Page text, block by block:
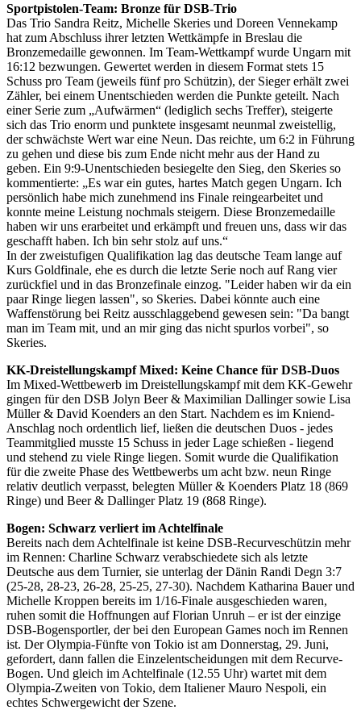
Sportpistolen-Team: Bronze für DSB-Trio
Das Trio Sandra Reitz, Michelle Skeries und Doreen Vennekamp
hat zum Abschluss ihrer letzten Wettkämpfe in Breslau die
Bronzemedaille gewonnen. Im Team-Wettkampf wurde Ungarn mit
16:12 bezwungen. Gewertet werden in diesem Format stets 15
Schuss pro Team (jeweils fünf pro Schützin), der Sieger erhält zwei
Zähler, bei einem Unentschieden werden die Punkte geteilt. Nach
einer Serie zum „Aufwärmen“ (lediglich sechs Treffer), steigerte
sich das Trio enorm und punktete insgesamt neunmal zweistellig,
der schwächste Wert war eine Neun. Das reichte, um 6:2 in Führung
zu gehen und diese bis zum Ende nicht mehr aus der Hand zu
geben. Ein 9:9-Unentschieden besiegelte den Sieg, den Skeries so
kommentierte: „Es war ein gutes, hartes Match gegen Ungarn. Ich
persönlich habe mich zunehmend ins Finale reingearbeitet und
konnte meine Leistung nochmals steigern. Diese Bronzemedaille
haben wir uns erarbeitet und erkämpft und freuen uns, dass wir das
geschafft haben. Ich bin sehr stolz auf uns.“
In der zweistufigen Qualifikation lag das deutsche Team lange auf
Kurs Goldfinale, ehe es durch die letzte Serie noch auf Rang vier
zurückfiel und in das Bronzefinale einzog. "Leider haben wir da ein
paar Ringe liegen lassen", so Skeries. Dabei könnte auch eine
Waffenstörung bei Reitz ausschlaggebend gewesen sein: "Da bangt
man im Team mit, und an mir ging das nicht spurlos vorbei", so
Skeries.
KK-Dreistellungskampf Mixed: Keine Chance für DSB-Duos
Im Mixed-Wettbewerb im Dreistellungskampf mit dem KK-Gewehr
gingen für den DSB Jolyn Beer & Maximilian Dallinger sowie Lisa
Müller & David Koenders an den Start. Nachdem es im Kniend-
Anschlag noch ordentlich lief, ließen die deutschen Duos - jedes
Teammitglied musste 15 Schuss in jeder Lage schießen - liegend
und stehend zu viele Ringe liegen. Somit wurde die Qualifikation
für die zweite Phase des Wettbewerbs um acht bzw. neun Ringe
relativ deutlich verpasst, belegten Müller & Koenders Platz 18 (869
Ringe) und Beer & Dallinger Platz 19 (868 Ringe).
Bogen: Schwarz verliert im Achtelfinale
Bereits nach dem Achtelfinale ist keine DSB-Recurveschützin mehr
im Rennen: Charline Schwarz verabschiedete sich als letzte
Deutsche aus dem Turnier, sie unterlag der Dänin Randi Degn 3:7
(25-28, 28-23, 26-28, 25-25, 27-30). Nachdem Katharina Bauer und
Michelle Kroppen bereits im 1/16-Finale ausgeschieden waren,
ruhen somit die Hoffnungen auf Florian Unruh – er ist der einzige
DSB-Bogensportler, der bei den European Games noch im Rennen
ist. Der Olympia-Fünfte von Tokio ist am Donnerstag, 29. Juni,
gefordert, dann fallen die Einzelentscheidungen mit dem Recurve-
Bogen. Und gleich im Achtelfinale (12.55 Uhr) wartet mit dem
Olympia-Zweiten von Tokio, dem Italiener Mauro Nespoli, ein
echtes Schwergewicht der Szene.